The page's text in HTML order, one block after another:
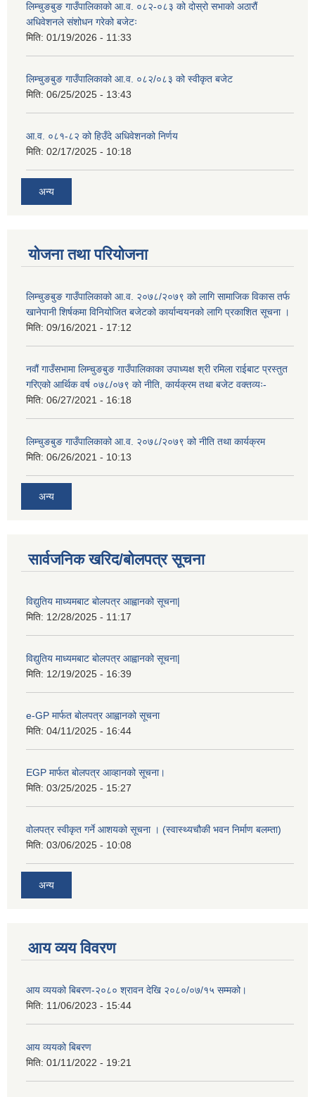
लिम्चुङबुङ गाउँपालिकाको आ.व. ०८२-०८३ को दोस्रो सभाको अठारौं
अधिवेशनले संशोधन गरेको बजेटः
मिति: 01/19/2026 - 11:33
लिम्चुङबुङ गाउँपालिकाको आ.व. ०८२/०८३ को स्वीकृत बजेट
मिति: 06/25/2025 - 13:43
आ.व. ०८१-८२ को हिउँदे अधिवेशनको निर्णय
मिति: 02/17/2025 - 10:18
अन्य
योजना तथा परियोजना
लिम्चुङबुङ गाउँपालिकाको आ.व. २०७८/२०७९ को लागि सामाजिक विकास तर्फ
खानेपानी शिर्षकमा विनियोजित बजेटको कार्यान्वयनको लागि प्रकाशित सूचना ।
मिति: 09/16/2021 - 17:12
नवौं गाउँसभामा लिम्चुङबुङ गाउँपालिकाका उपाध्यक्ष श्री रमिला राईबाट प्रस्तुत
गरिएको आर्थिक वर्ष ०७८/०७९ को नीति, कार्यक्रम तथा बजेट वक्तव्यः-
मिति: 06/27/2021 - 16:18
लिम्चुङबुङ गाउँपालिकाको आ.व. २०७८/२०७९ को नीति तथा कार्यक्रम
मिति: 06/26/2021 - 10:13
अन्य
सार्वजनिक खरिद/बोलपत्र सूचना
विद्युतिय माध्यमबाट बोलपत्र आह्वानको सूचना|
मिति: 12/28/2025 - 11:17
विद्युतिय माध्यमबाट बोलपत्र आह्वानको सूचना|
मिति: 12/19/2025 - 16:39
e-GP मार्फत बोलपत्र आह्वानको सूचना
मिति: 04/11/2025 - 16:44
EGP मार्फत बोलपत्र आव्हानको सूचना।
मिति: 03/25/2025 - 15:27
वोलपत्र स्वीकृत गर्ने आशयको सूचना । (स्वास्थ्यचौकी भवन निर्माण बलम्ता)
मिति: 03/06/2025 - 10:08
अन्य
आय व्यय विवरण
आय व्ययको बिबरण-२०८० श्रावन देखि २०८०/०७/१५ सम्मको।
मिति: 11/06/2023 - 15:44
आय व्ययको बिबरण
मिति: 01/11/2022 - 19:21